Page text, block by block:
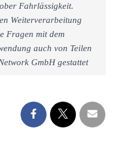
Fahrlässigkeit.
Weiterverarbeitung
Fragen mit dem
auch von Teilen
GmbH gestattet